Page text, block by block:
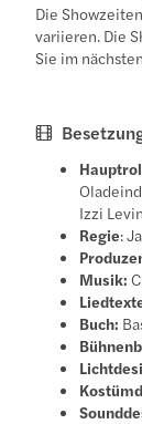
Die
variieren. Die
Sie im
Izzi
Regie:
Musik:
Buch: